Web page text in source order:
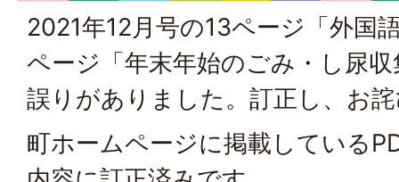
2021年12月号の13ページ「外国
ページ「年末年始のごみ・し尿
誤りがありました。訂正し、お
町ホームページに掲載している